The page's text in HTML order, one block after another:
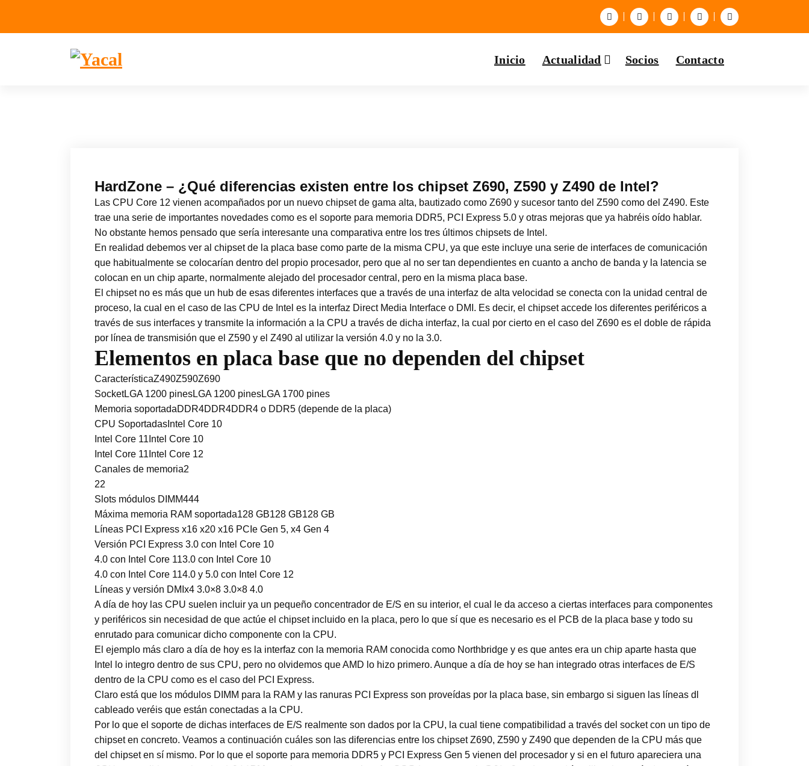
Inicio Actualidad Socios Contacto
HardZone – ¿Qué diferencias existen entre los chipset Z690, Z590 y Z490 de Intel?
Las CPU Core 12 vienen acompañados por un nuevo chipset de gama alta, bautizado como Z690 y sucesor tanto del Z590 como del Z490. Este
trae una serie de importantes novedades como es el soporte para memoria DDR5, PCI Express 5.0 y otras mejoras que ya habréis oído hablar.
No obstante hemos pensado que sería interesante una comparativa entre los tres últimos chipsets de Intel.
En realidad debemos ver al chipset de la placa base como parte de la misma CPU, ya que este incluye una serie de interfaces de comunicación
que habitualmente se colocarían dentro del propio procesador, pero que al no ser tan dependientes en cuanto a ancho de banda y la latencia se
colocan en un chip aparte, normalmente alejado del procesador central, pero en la misma placa base.
El chipset no es más que un hub de esas diferentes interfaces que a través de una interfaz de alta velocidad se conecta con la unidad central de
proceso, la cual en el caso de las CPU de Intel es la interfaz Direct Media Interface o DMI. Es decir, el chipset accede los diferentes periféricos a
través de sus interfaces y transmite la información a la CPU a través de dicha interfaz, la cual por cierto en el caso del Z690 es el doble de rápida
por línea de transmisión que el Z590 y el Z490 al utilizar la versión 4.0 y no la 3.0.
Elementos en placa base que no dependen del chipset
CaracterísticaZ490Z590Z690
SocketLGA 1200 pinesLGA 1200 pinesLGA 1700 pines
Memoria soportadaDDR4DDR4DDR4 o DDR5 (depende de la placa)
CPU SoportadasIntel Core 10
Intel Core 11Intel Core 10
Intel Core 11Intel Core 12
Canales de memoria2
22
Slots módulos DIMM444
Máxima memoria RAM soportada128 GB128 GB128 GB
Líneas PCI Express x16 x20 x16 PCIe Gen 5, x4 Gen 4
Versión PCI Express 3.0 con Intel Core 10
4.0 con Intel Core 113.0 con Intel Core 10
4.0 con Intel Core 114.0 y 5.0 con Intel Core 12
Líneas y versión DMIx4 3.0×8 3.0×8 4.0
A día de hoy las CPU suelen incluir ya un pequeño concentrador de E/S en su interior, el cual le da acceso a ciertas interfaces para componentes
y periféricos sin necesidad de que actúe el chipset incluido en la placa, pero lo que sí que es necesario es el PCB de la placa base y todo su
enrutado para comunicar dicho componente con la CPU.
El ejemplo más claro a día de hoy es la interfaz con la memoria RAM conocida como Northbridge y es que antes era un chip aparte hasta que
Intel lo integro dentro de sus CPU, pero no olvidemos que AMD lo hizo primero. Aunque a día de hoy se han integrado otras interfaces de E/S
dentro de la CPU como es el caso del PCI Express.
Claro está que los módulos DIMM para la RAM y las ranuras PCI Express son proveídas por la placa base, sin embargo si siguen las líneas dl
cableado veréis que están conectadas a la CPU.
Por lo que el soporte de dichas interfaces de E/S realmente son dados por la CPU, la cual tiene compatibilidad a través del socket con un tipo de
chipset en concreto. Veamos a continuación cuáles son las diferencias entre los chipset Z690, Z590 y Z490 que dependen de la CPU más que
del chipset en sí mismo. Por lo que el soporte para memoria DDR5 y PCI Express Gen 5 vienen del procesador y si en el futuro apareciera una